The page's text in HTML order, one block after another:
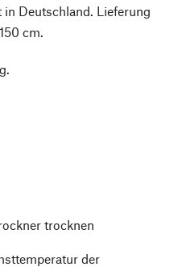
Deutschland. Lieferung
cm.
trocknen
der